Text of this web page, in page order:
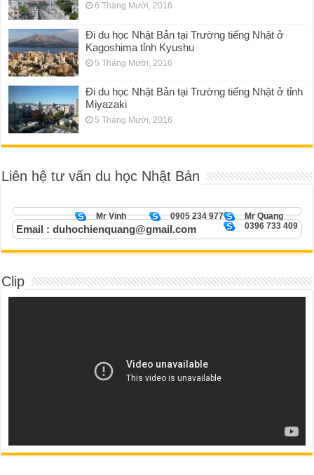
6 Tháng Mười, 2016
Đi du học Nhật Bản tại Trường tiếng Nhật ở
Kagoshima tỉnh Kyushu
5 Tháng Mười, 2016
Đi du học Nhật Bản tại Trường tiếng Nhật ở tỉnh
Miyazaki
5 Tháng Mười, 2016
Liên hệ tư vấn du học Nhật Bản
Mr Quang
0905 234 977
Mr Vinh
0396 733 409
Email : duhochienquang@gmail.com
Clip